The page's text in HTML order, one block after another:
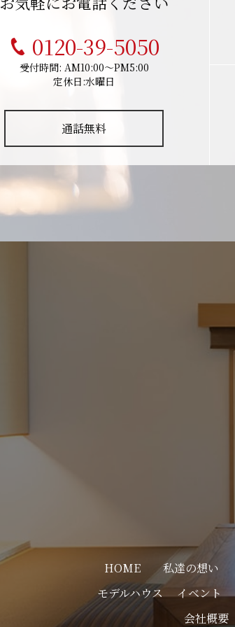
0120-39-5050
受付時間: AM10:00～PM5:00
定休日:水曜日
通話無料
HOME 私達の想い
モデルハウス
イベント
会社概要